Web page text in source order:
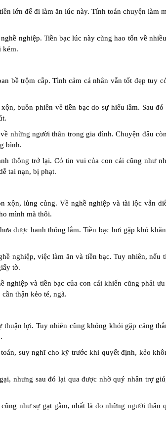
lớn để đi làm ăn lúc này. Tính toán chuyện làm
nghiệp. Tiền bạc lúc này cũng hao tốn về
kém.
bề trộm cắp. Tình cảm cá nhân vẫn tốt đẹp tuy
buồn phiền về tiền bạc do sự hiểu lầm. Sau
những người thân trong gia đình. Chuyện đâu
bình.
thông trở lại. Có tin vui của con cái cũng như
tai nạn, bị phạt.
xộn, lủng củng. Về nghề nghiệp và tài lộc vẫn
mình mà thôi.
được hanh thông lắm. Tiền bạc hơi gặp khó
nghiệp, việc làm ăn và tiền bạc. Tuy nhiên, nếu
tờ.
nghiệp và tiền bạc của con cái khiến cũng phải
thận kẻo té, ngã.
thuận lợi. Tuy nhiên cũng không khỏi gặp căng
suy nghĩ cho kỹ trước khi quyết định, kẻo
nhưng sau đó lại qua được nhờ quý nhân trợ
như sự gạt gẫm, nhất là do những người thân